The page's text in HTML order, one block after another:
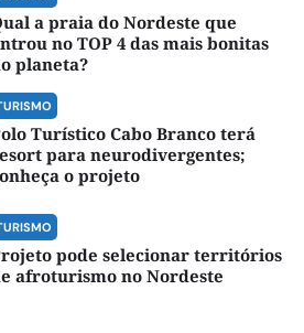
a praia do Nordeste que
no TOP 4 das mais bonitas
planeta?
Turístico Cabo Branco terá
para neurodivergentes;
o projeto
pode selecionar territórios
afroturismo no Nordeste